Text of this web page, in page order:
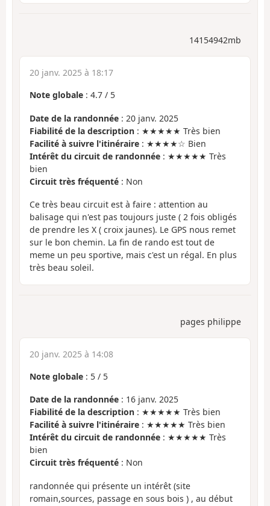
14154942mb
20 janv. 2025 à 18:17
Note globale : 4.7 / 5
Date de la randonnée : 20 janv. 2025
Fiabilité de la description : ★★★★★ Très bien
Facilité à suivre l'itinéraire : ★★★★☆ Bien
Intérêt du circuit de randonnée : ★★★★★ Très
bien
Circuit très fréquenté : Non
Ce très beau circuit est à faire : attention au
balisage qui n'est pas toujours juste ( 2 fois obligés
de prendre les X ( croix jaunes). Le GPS nous remet
sur le bon chemin. La fin de rando est tout de
meme un peu sportive, mais c'est un régal. En plus
très beau soleil.
pages philippe
20 janv. 2025 à 14:08
Note globale : 5 / 5
Date de la randonnée : 16 janv. 2025
Fiabilité de la description : ★★★★★ Très bien
Facilité à suivre l'itinéraire : ★★★★★ Très bien
Intérêt du circuit de randonnée : ★★★★★ Très
bien
Circuit très fréquenté : Non
randonnée qui présente un intérêt (site
romain,sources, passage en sous bois ) , au début